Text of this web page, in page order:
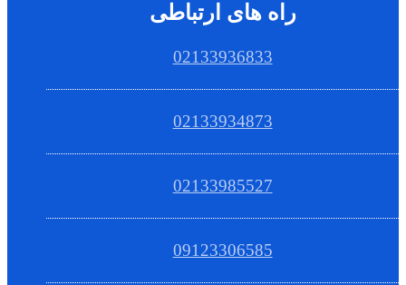
راه های ارتباطی
02133936833
02133934873
02133985527
09123306585